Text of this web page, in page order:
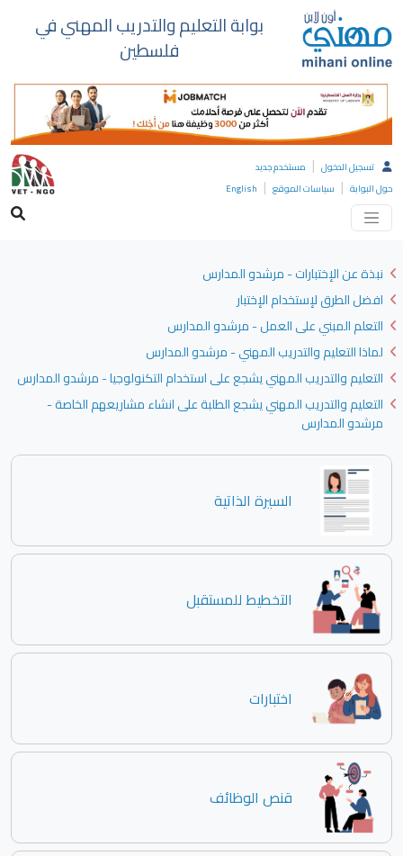
بوابة التعليم والتدريب المهني في
فلسطين
تسجيل الدخول | مستخدم جديد
حول البوابة | سياسات الموقع |
English
نبذة عن الإختبارات - مرشدو المدارس
افضل الطرق لإستخدام الإختبار
التعلم المبني على العمل - مرشدو المدارس
لماذا التعليم والتدريب المهني - مرشدو المدارس
التعليم والتدريب المهني يشجع على استخدام التكنولوجيا - مرشدو المدارس
التعليم والتدريب المهني يشجع الطلبة على انشاء مشاريعهم الخاصة -
مرشدو المدارس
السيرة الذاتية
التخطيط للمستقبل
اختبارات
قنص الوظائف